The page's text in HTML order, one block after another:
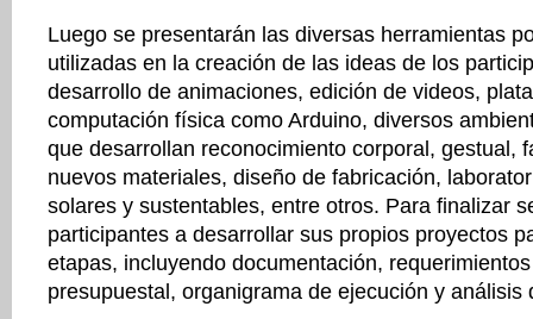
Luego se presentarán las diversas herramientas
utilizadas en la creación de las ideas de los
desarrollo de animaciones, edición de videos,
computación física como Arduino, diversos
que desarrollan reconocimiento corporal, gestual,
nuevos materiales, diseño de fabricación,
solares y sustentables, entre otros. Para finalizar
participantes a desarrollar sus propios proyectos
etapas, incluyendo documentación,
presupuestal, organigrama de ejecución y análisis